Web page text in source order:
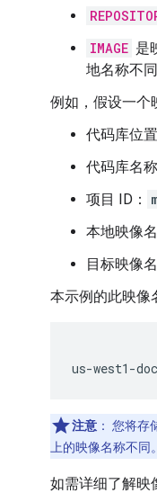
IMAGE 是
地名称不同
例如，假设一个
代码库位置
代码库名称
项目 ID：
本地映像名
目标映像
本示例的此映像
注意 ： 您将存
上的映像名称不同。
如需详细了解映